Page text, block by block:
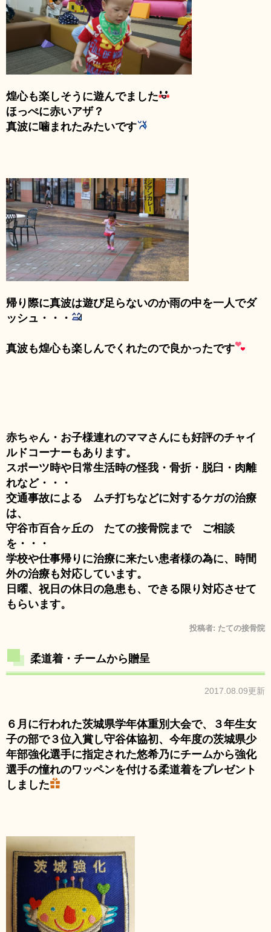
煌心も楽しそうに遊んでました
ほっぺに赤いアザ？
真波に噛まれたみたいです
帰り際に真波は遊び足らないのか雨の中を一人でダ
ッシュ・・・
真波も煌心も楽しんでくれたので良かったです
赤ちゃん・お子様連れのママさんにも好評のチャイ
ルドコーナーもあります。
スポーツ時や日常生活時の怪我・骨折・脱臼・肉離
れなど・・・
交通事故による ムチ打ちなどに対するケガの治療
は、
守谷市百合ヶ丘の たての接骨院まで ご相談
を・・・
学校や仕事帰りに治療に来たい患者様の為に、時間
外の治療も対応しています。
日曜、祝日の休日の急患も、できる限り対応させて
もらいます。
投稿者: たての接骨院
柔道着・チームから贈呈
2017.08.09更新
６月に行われた茨城県学年体重別大会で、３年生女
子の部で３位入賞し守谷体協初、今年度の茨城県少
年部強化選手に指定された悠希乃にチームから強化
選手の憧れのワッペンを付ける柔道着をプレゼント
しました